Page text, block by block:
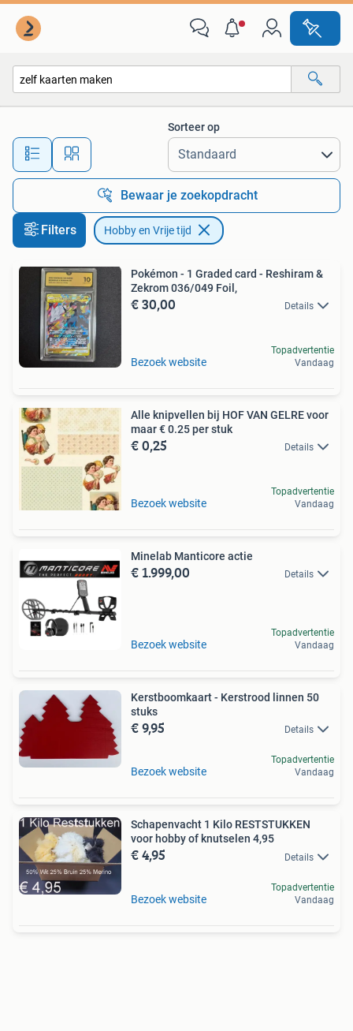
Alle afstanden…
Sorteer op
Bewaar je zoekopdracht
Filters Hobby en Vrije tijd
Pokémon - 1 Graded card - Reshiram &
Zekrom 036/049 Foil,
€ 30,00 Details
Bezoek website
Topadvertentie
Vandaag
Alle knipvellen bij HOF VAN GELRE voor
maar € 0.25 per stuk
€ 0,25 Details
Bezoek website
Topadvertentie
Vandaag
Minelab Manticore actie
€ 1.999,00 Details
Bezoek website
Topadvertentie
Vandaag
Kerstboomkaart - Kerstrood linnen 50
stuks
€ 9,95 Details
Bezoek website
Topadvertentie
Vandaag
Schapenvacht 1 Kilo RESTSTUKKEN
voor hobby of knutselen 4,95
€ 4,95 Details
Bezoek website
Topadvertentie
Vandaag